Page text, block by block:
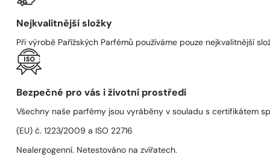
Nejkvalitnější složky
Při výrobě Pařížských Parfémů používáme pouze nejkvalitnější
Bezpečné pro vás i životní prostředí
Všechny naše parfémy jsou vyráběny v souladu s certifikátem
(EU) č. 1223/2009 a ISO 22716
Nealergogenní. Netestováno na zvířatech.